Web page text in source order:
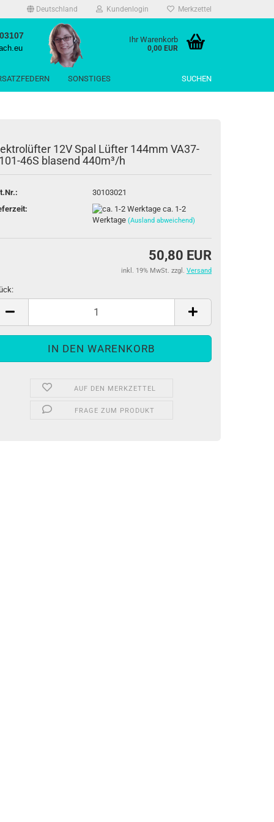
Deutschland Kundenlogin
vergessen?
Merkzettel
Ihr Warenkorb
0,00 EUR
SONSTIGES SUCHEN
12V Spal Lüfter 144mm VA37-
46S blasend 440m³/h
30103021
ca. 1-2
Werktage (Ausland abweichend)
50,80 EUR
inkl. 19% MwSt. zzgl. Versand
AUF DEN MERKZETTEL
FRAGE ZUM PRODUKT